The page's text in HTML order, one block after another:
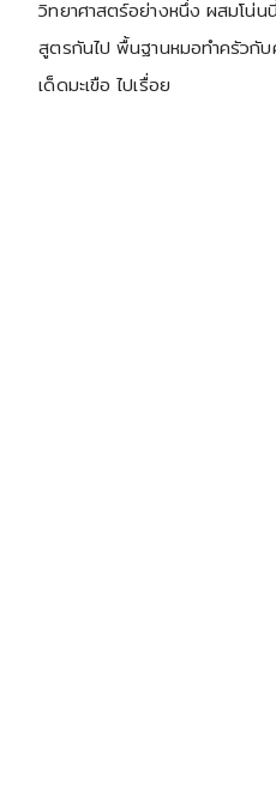
วิทยาศาสตร์อย่างหนึ่ง ผสมโน่
สูตรกันไป พื้นฐานหมอทำครัวกั
เด็ดมะเขือ ไปเรื่อย